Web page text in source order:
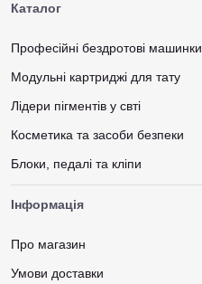
Каталог
Професійні бездротові машинки
Модульні картриджі для тату
Лідери пігментів у свті
Косметика та засоби безпеки
Блоки, педалі та кліпи
Інформація
Про магазин
Умови доставки